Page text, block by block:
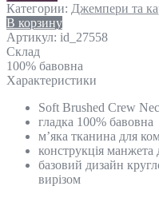
Категории: Джемпери та
В корзину
Артикул: id_27558
Склад
100% бавовна
Характеристики
Soft Brushed Crew
гладка 100% бавовна
м’яка тканина для
конструкція манжета
базовий дизайн
вирізом